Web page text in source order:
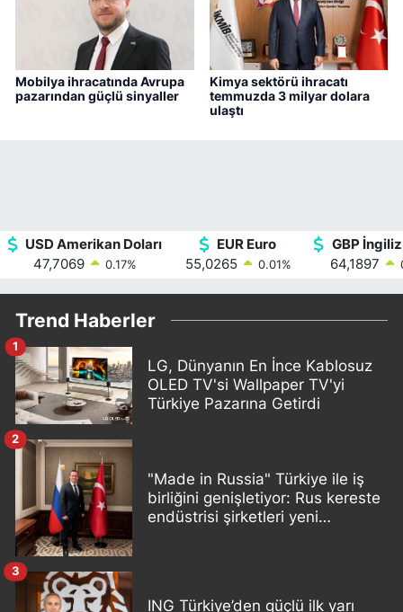
Mobilya ihracatında Avrupa
pazarından güçlü sinyaller
Kimya sektörü ihracatı
temmuzda 3 milyar dolara
ulaştı
USD Amerikan Doları
47,7069
0.17%
EUR Euro
55,0265
0.01%
GBP
64,1897
Trend Haberler
LG, Dünyanın En İnce Kablosuz
OLED TV'si Wallpaper TV'yi
Türkiye Pazarına Getirdi
1
"Made in Russia" Türkiye ile iş
birliğini genişletiyor: Rus kereste
endüstrisi şirketleri yeni
2
ING Türkiye’den güçlü ilk yarı
3